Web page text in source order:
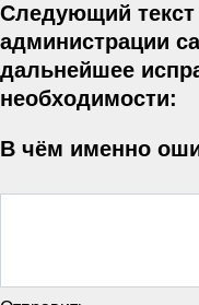
Следующий текст
администрации
дальнейшее
необходимости:
В чём именно